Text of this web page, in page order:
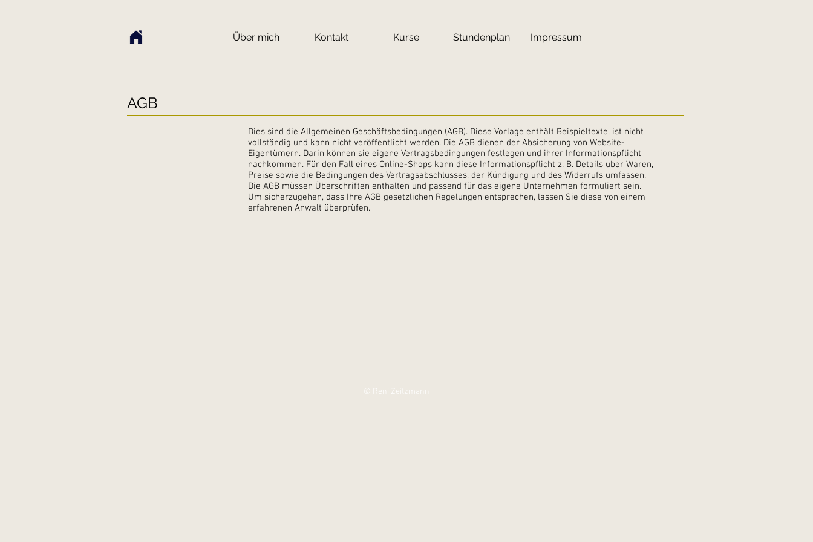
Über mich Kontakt Kurse Stundenplan Impressum
AGB
Dies sind die Allgemeinen Geschäftsbedingungen (AGB). Diese Vorlage enthält Beispieltexte, ist nicht
vollständig und kann nicht veröffentlicht werden. Die AGB dienen der Absicherung von Website-
Eigentümern. Darin können sie eigene Vertragsbedingungen festlegen und ihrer Informationspflicht
nachkommen. Für den Fall eines Online-Shops kann diese Informationspflicht z. B. Details über Waren,
Preise sowie die Bedingungen des Vertragsabschlusses, der Kündigung und des Widerrufs umfassen.
Die AGB müssen Überschriften enthalten und passend für das eigene Unternehmen formuliert sein.
Um sicherzugehen, dass Ihre AGB gesetzlichen Regelungen entsprechen, lassen Sie diese von einem
erfahrenen Anwalt überprüfen.
© Reni Zeitzmann